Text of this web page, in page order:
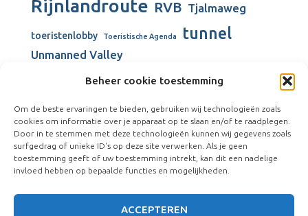
Beheer cookie toestemming
Om de beste ervaringen te bieden, gebruiken wij technologieën zoals
cookies om informatie over je apparaat op te slaan en/of te raadplegen.
Door in te stemmen met deze technologieën kunnen wij gegevens zoals
surfgedrag of unieke ID's op deze site verwerken. Als je geen
toestemming geeft of uw toestemming intrekt, kan dit een nadelige
invloed hebben op bepaalde functies en mogelijkheden.
ACCEPTEREN
Rijnlandroute RVB Tjalmaweg
toeristenlobby Toeristische Agenda tunnel
Unmanned Valley
Unmanned Valley Valkenburg
Valkenhorst verbouw gemeentehuis
Visserijschool Vliegkamp Valkenburg
Vliegveld Valkenburg Wienen-tijdperk windmolens